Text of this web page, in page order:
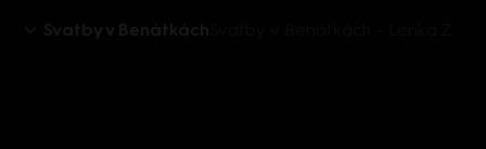
Svatby v Benátkách